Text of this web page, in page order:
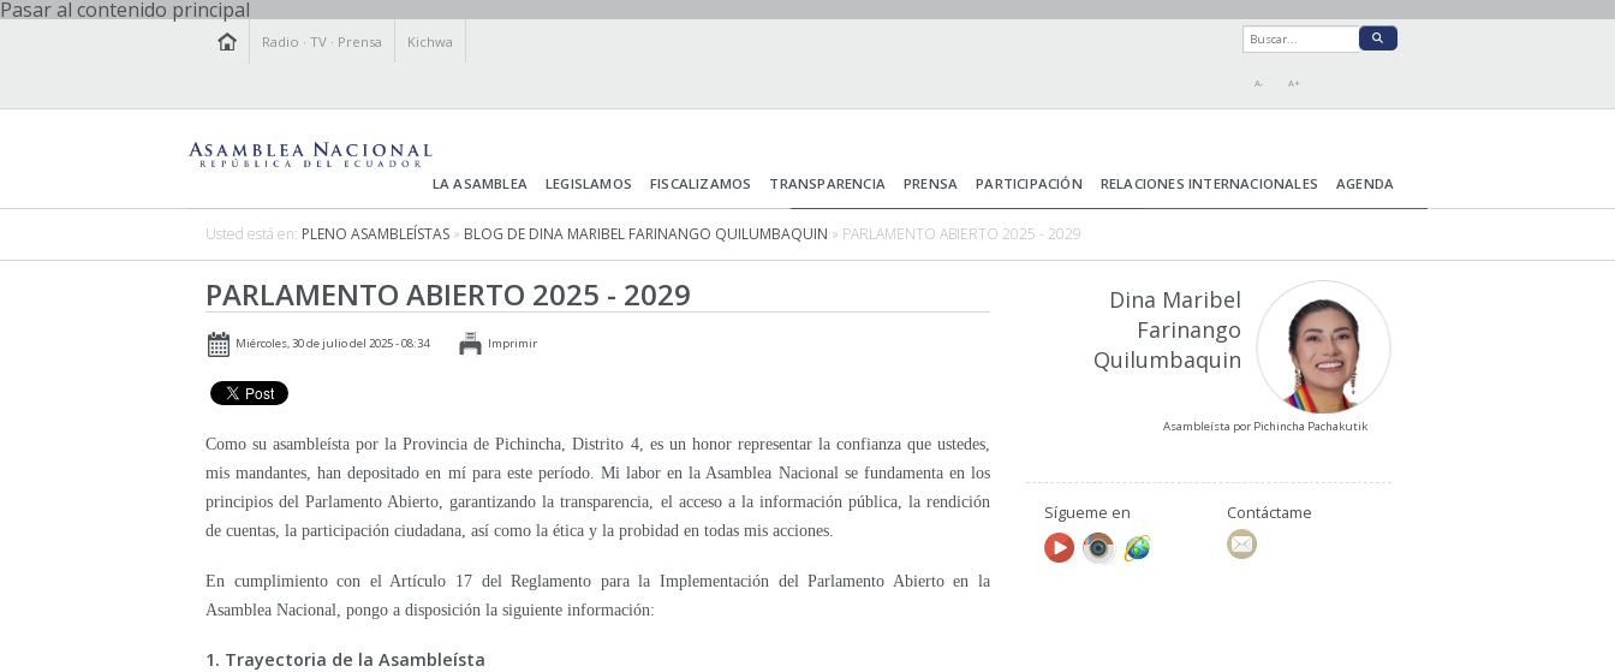
Pasar al contenido principal
Radio ·TV · Prensa Kichwa
A- A+
LA ASAMBLEA LEGISLAMOS FISCALIZAMOS TRANSPARENCIA PRENSA PARTICIPACIÓN RELACIONES INTERNACIONALES AGENDA
Usted está en: PLENO ASAMBLEÍSTAS » BLOG DE DINA MARIBEL FARINANGO QUILUMBAQUIN » PARLAMENTO ABIERTO 2025 - 2029
PARLAMENTO ABIERTO 2025 - 2029
Miércoles, 30 de julio del 2025 - 08:34 Imprimir
Como su asambleísta por la Provincia de Pichincha, Distrito 4, es un honor representar la confianza que ustedes,
mis mandantes, han depositado en mí para este período. Mi labor en la Asamblea Nacional se fundamenta en los
principios del Parlamento Abierto, garantizando la transparencia, el acceso a la información pública, la rendición
de cuentas, la participación ciudadana, así como la ética y la probidad en todas mis acciones.
En cumplimiento con el Artículo 17 del Reglamento para la Implementación del Parlamento Abierto en la
Asamblea Nacional, pongo a disposición la siguiente información:
1. Trayectoria de la Asambleísta
Dina Maribel
Farinango
Quilumbaquin
Asambleísta por Pichincha Pachakutik
Sígueme en Contáctame